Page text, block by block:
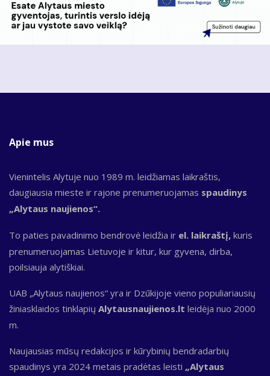
Apie mus
Vienintelis Alytuje nuo 1989 m. leidžiamas laikraštis,
daugiausia mieste ir rajone prenumeruojamas spaudinys
„Alytaus naujienos“.
To paties pavadinimo bendrovė leidžia ir el. laikraštį, kuris
prenumeruojamas Lietuvoje ir kitur, kur gyvena, dirba,
poilsiauja alytiškiai.
UAB „Alytaus naujienos“ yra ir Dzūkijoje vieno populiariausių
žiniasklaidos tinklapių Alytausnaujienos.lt leidėja nuo 2000
m.
Naujausias mūsų redakcijos ir kūrybinių bendradarbių
spaudinys yra 2024 metais pradėtas leisti „Alytaus